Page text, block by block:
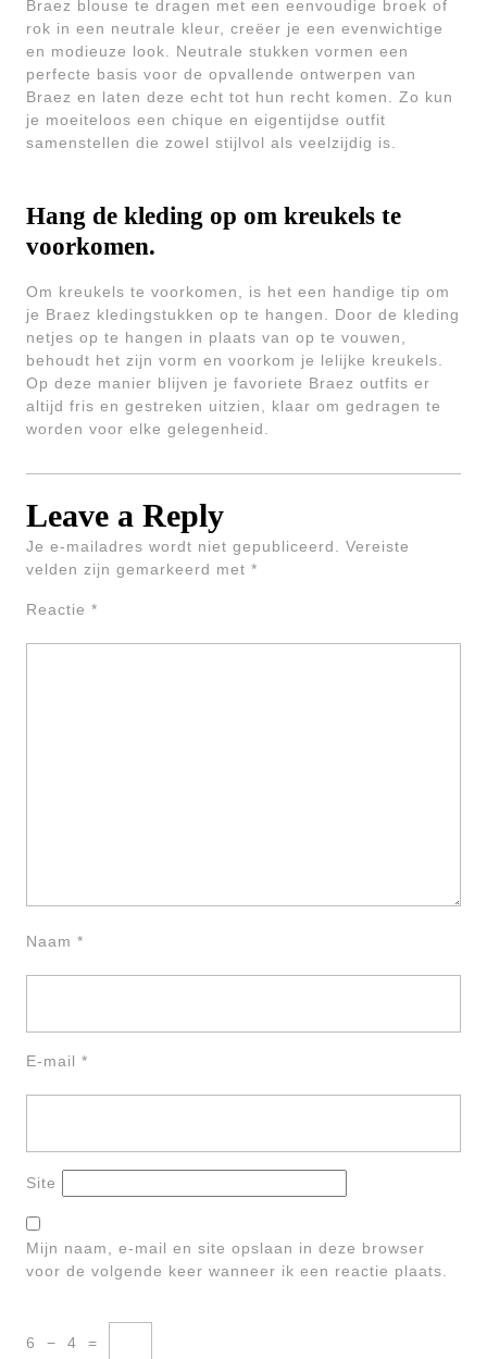
Braez blouse te dragen met een eenvoudige broek of
rok in een neutrale kleur, creëer je een evenwichtige
en modieuze look. Neutrale stukken vormen een
perfecte basis voor de opvallende ontwerpen van
Braez en laten deze echt tot hun recht komen. Zo kun
je moeiteloos een chique en eigentijdse outfit
samenstellen die zowel stijlvol als veelzijdig is.
Hang de kleding op om kreukels te
voorkomen.
Om kreukels te voorkomen, is het een handige tip om
je Braez kledingstukken op te hangen. Door de kleding
netjes op te hangen in plaats van op te vouwen,
behoudt het zijn vorm en voorkom je lelijke kreukels.
Op deze manier blijven je favoriete Braez outfits er
altijd fris en gestreken uitzien, klaar om gedragen te
worden voor elke gelegenheid.
Leave a Reply
Je e-mailadres wordt niet gepubliceerd.
Vereiste
velden zijn gemarkeerd met *
Reactie *
Naam *
E-mail *
Site
Mijn naam, e-mail en site opslaan in deze browser
voor de volgende keer wanneer ik een reactie plaats.
6 − 4 =